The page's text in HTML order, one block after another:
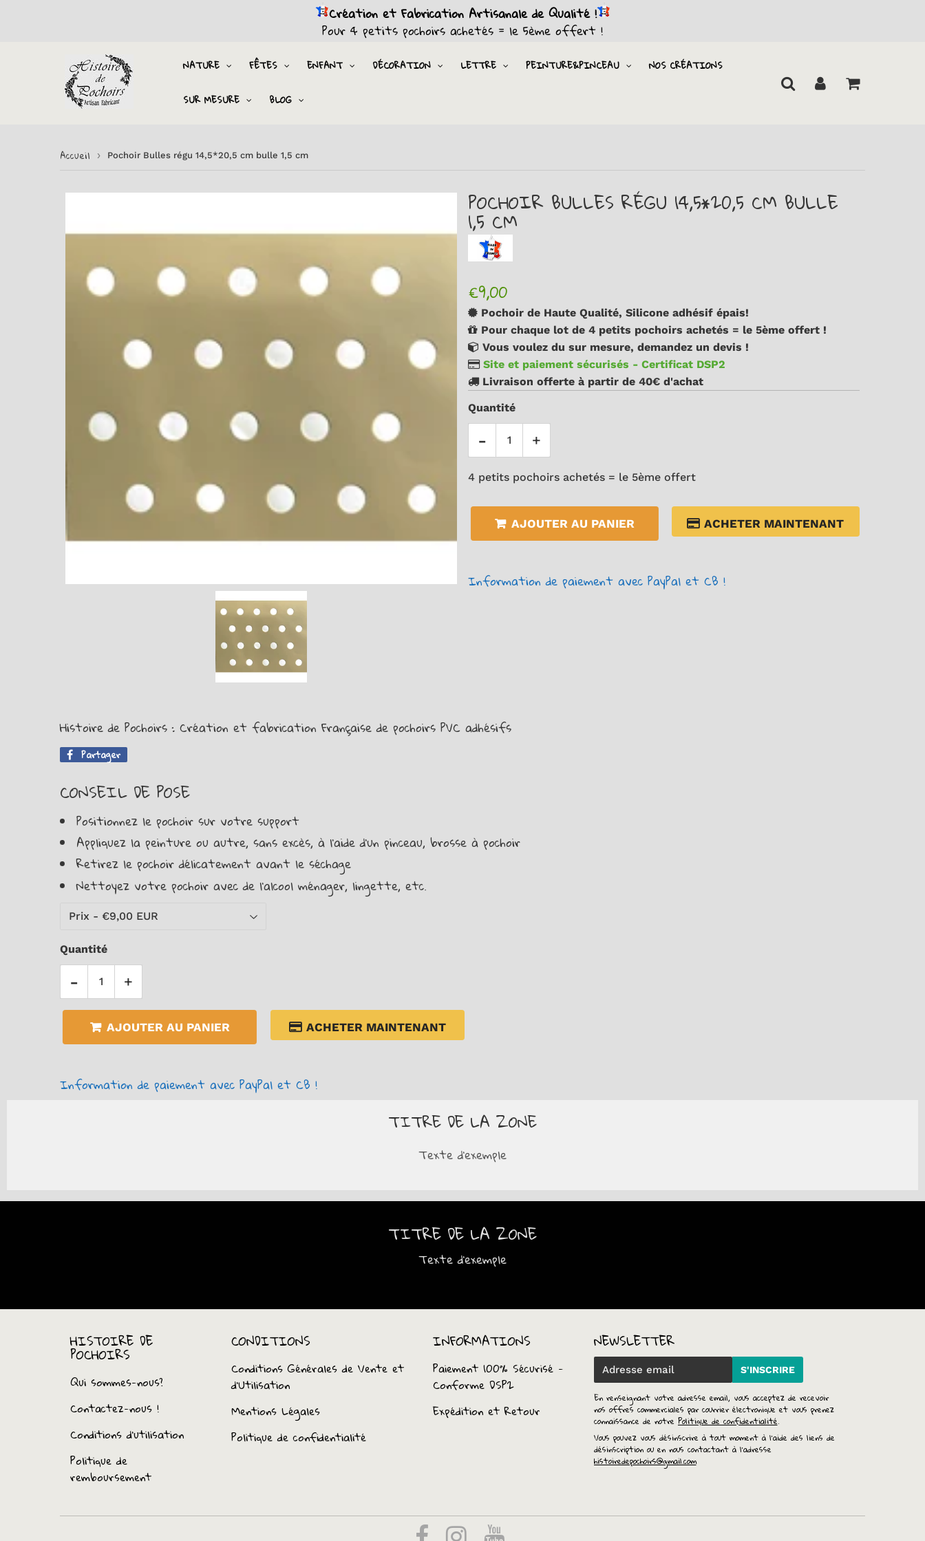
Création et Fabrication Artisanale de Qualité !
Pour 4 petits pochoirs achetés = le 5ème offert !
NATURE FÊTES ENFANT DÉCORATION LETTRE PEINTURE&PINCEAU NOS CRÉATIONS
SUR MESURE BLOG
Accueil › Pochoir Bulles régu 14,5*20,5 cm bulle 1,5 cm
POCHOIR BULLES RÉGU 14,5*20,5 CM BULLE
1,5 CM
€9,00
Pochoir de Haute Qualité, Silicone adhésif épais!
Pour chaque lot de 4 petits pochoirs achetés = le 5ème offert !
Vous voulez du sur mesure, demandez un devis !
Site et paiement sécurisés - Certificat DSP2
Livraison offerte à partir de 40€ d'achat
Quantité
+
-
4 petits pochoirs achetés = le 5ème offert
AJOUTER AU PANIER ACHETER MAINTENANT
Information de paiement avec PayPal et CB !
Histoire de Pochoirs : Création et fabrication Française de pochoirs PVC adhésifs
Partager
Facebook
CONSEIL DE POSE
Positionnez le pochoir sur votre support
Appliquez la peinture ou autre, sans excès, à l’aide d’un pinceau, brosse à pochoir
Retirez le pochoir délicatement avant le séchage
Nettoyez votre pochoir avec de l'alcool ménager, lingette, etc.
Quantité
+
-
AJOUTER AU PANIER ACHETER MAINTENANT
Information de paiement avec PayPal et CB !
TITRE DE LA ZONE
Texte d'exemple
TITRE DE LA ZONE
Texte d'exemple
HISTOIRE DE
POCHOIRS
Qui sommes-nous?
Contactez-nous !
Conditions d'utilisation
Politique de
remboursement
CONDITIONS
Conditions Générales de Vente et
d’Utilisation
Mentions Légales
Politique de confidentialité
INFORMATIONS
Paiement 100% Sécurisé -
Conforme DSP2
Expédition et Retour
NEWSLETTER
E-
mail
S'INSCRIRE
En renseignant votre adresse email, vous acceptez de recevoir
nos offres commerciales par courrier électronique et vous prenez
connaissance de notre Politique de confidentialité.
Vous pouvez vous désinscrire à tout moment à l'aide des liens de
désinscription ou en nous contactant à l'adresse
histoiredepochoirs@gmail.com